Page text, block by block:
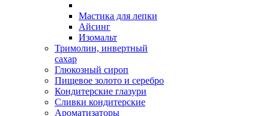
Мастика для лепки
Айсинг
Изомальт
Тримолин, инвертный
сахар
Глюкозный сироп
Пищевое золото и серебро
Кондитерские глазури
Сливки кондитерские
Ароматизаторы